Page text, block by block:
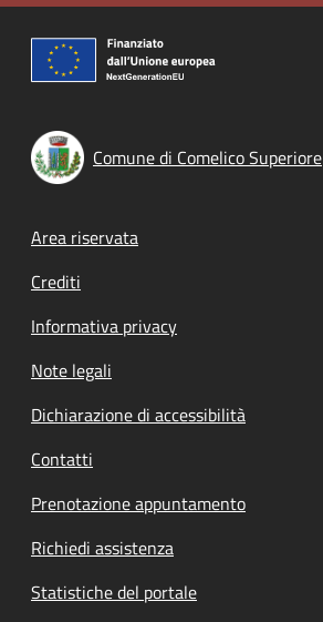
Comune di Comelico Superiore
Footer menu
Area riservata
Crediti
Informativa privacy
Note legali
Dichiarazione di accessibilità
Contatti
Prenotazione appuntamento
Richiedi assistenza
Statistiche del portale